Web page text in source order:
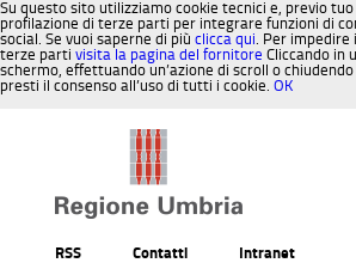
Su questo sito utilizziamo cookie tecnici e, previo tuo
profilazione di terze parti per integrare funzioni di
social. Se vuoi saperne di più clicca qui. Per impedire
terze parti visita la pagina del fornitore Cliccando in
schermo, effettuando un’azione di scroll o
presti il consenso all’uso di tutti i cookie. OK
RSS Contatti Intranet